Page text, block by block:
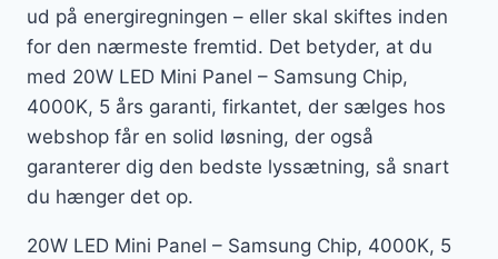
ud på energiregningen – eller skal skiftes inden
for den nærmeste fremtid. Det betyder, at du
med 20W LED Mini Panel – Samsung Chip,
4000K, 5 års garanti, firkantet, der sælges hos
webshop får en solid løsning, der også
garanterer dig den bedste lyssætning, så snart
du hænger det op.
20W LED Mini Panel – Samsung Chip, 4000K, 5